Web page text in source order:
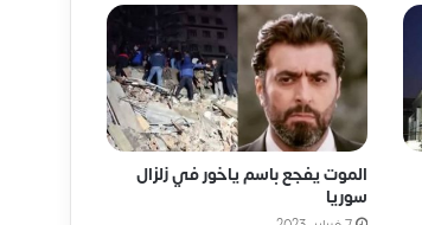
الموت يفجع باسم ياخور في زلزال
سوريا